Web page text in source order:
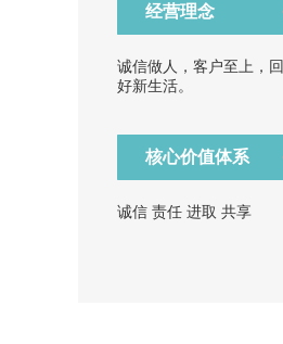
经营理念
诚信做人，客户至上，
好新生活。
核心价值体系
诚信 责任 进取 共享